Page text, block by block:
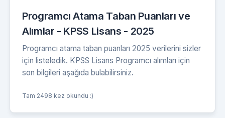
Programcı Atama Taban Puanları ve
Alımlar - KPSS Lisans - 2025
Programcı atama taban puanları 2025 verilerini sizler
için listeledik. KPSS Lisans Programcı alımları için
son bilgileri aşağıda bulabilirsiniz.
Tam 2498 kez okundu :)